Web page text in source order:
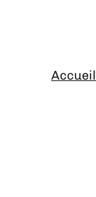
Accueil